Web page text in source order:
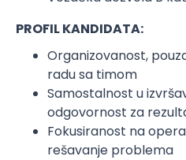
PROFIL KANDIDATA:
Organizovanost,
radu sa timom
Samostalnost u
odgovornost za
Fokusiranost na
rešavanje problema